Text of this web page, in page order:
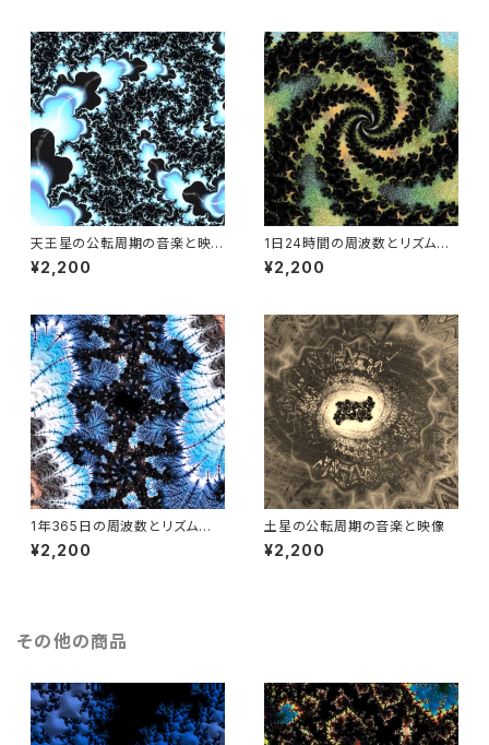
天王星の公転周期の音楽と映
像
¥2,200
1日24時間の周波数とリズムの
ヒーリングミュージックビデオ
¥2,200
1年365日の周波数とリズムの
ヒーリングミュージックビデオ
¥2,200
土星の公転周期の音楽と映像
¥2,200
その他の商品